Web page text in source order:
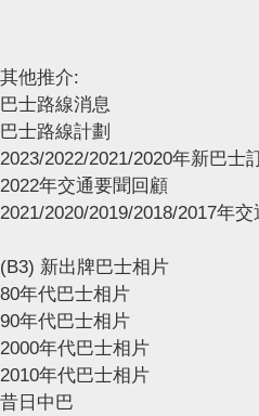
其他推介:
巴士路線消息
巴士路線計劃
2023/2022/2021/2020年新巴士
2022年交通要聞回顧
2021/2020/2019/2018/2017年
(B3) 新出牌巴士相片
80年代巴士相片
90年代巴士相片
2000年代巴士相片
2010年代巴士相片
昔日中巴